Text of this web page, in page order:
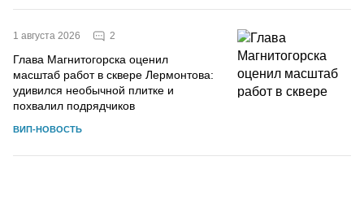
1 августа 2026 2
Глава Магнитогорска оценил
масштаб работ в сквере Лермонтова:
удивился необычной плитке и
похвалил подрядчиков
ВИП-НОВОСТЬ